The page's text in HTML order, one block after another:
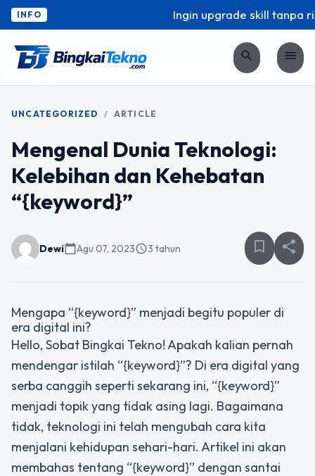
INFO Ingin upgrade skill tanpa
search menu
UNCATEGORIZED / ARTICLE
Mengenal Dunia Teknologi:
Kelebihan dan Kehebatan
“{keyword}”
Dewicalendar_todayAgu 07, 2023schedule3 tahun bookmark_border share
Mengapa “{keyword}” menjadi begitu populer di
era digital ini?
Hello, Sobat Bingkai Tekno! Apakah kalian pernah
mendengar istilah “{keyword}”? Di era digital yang
serba canggih seperti sekarang ini, “{keyword}”
menjadi topik yang tidak asing lagi. Bagaimana
tidak, teknologi ini telah mengubah cara kita
menjalani kehidupan sehari-hari. Artikel ini akan
membahas tentang “{keyword}” dengan santai